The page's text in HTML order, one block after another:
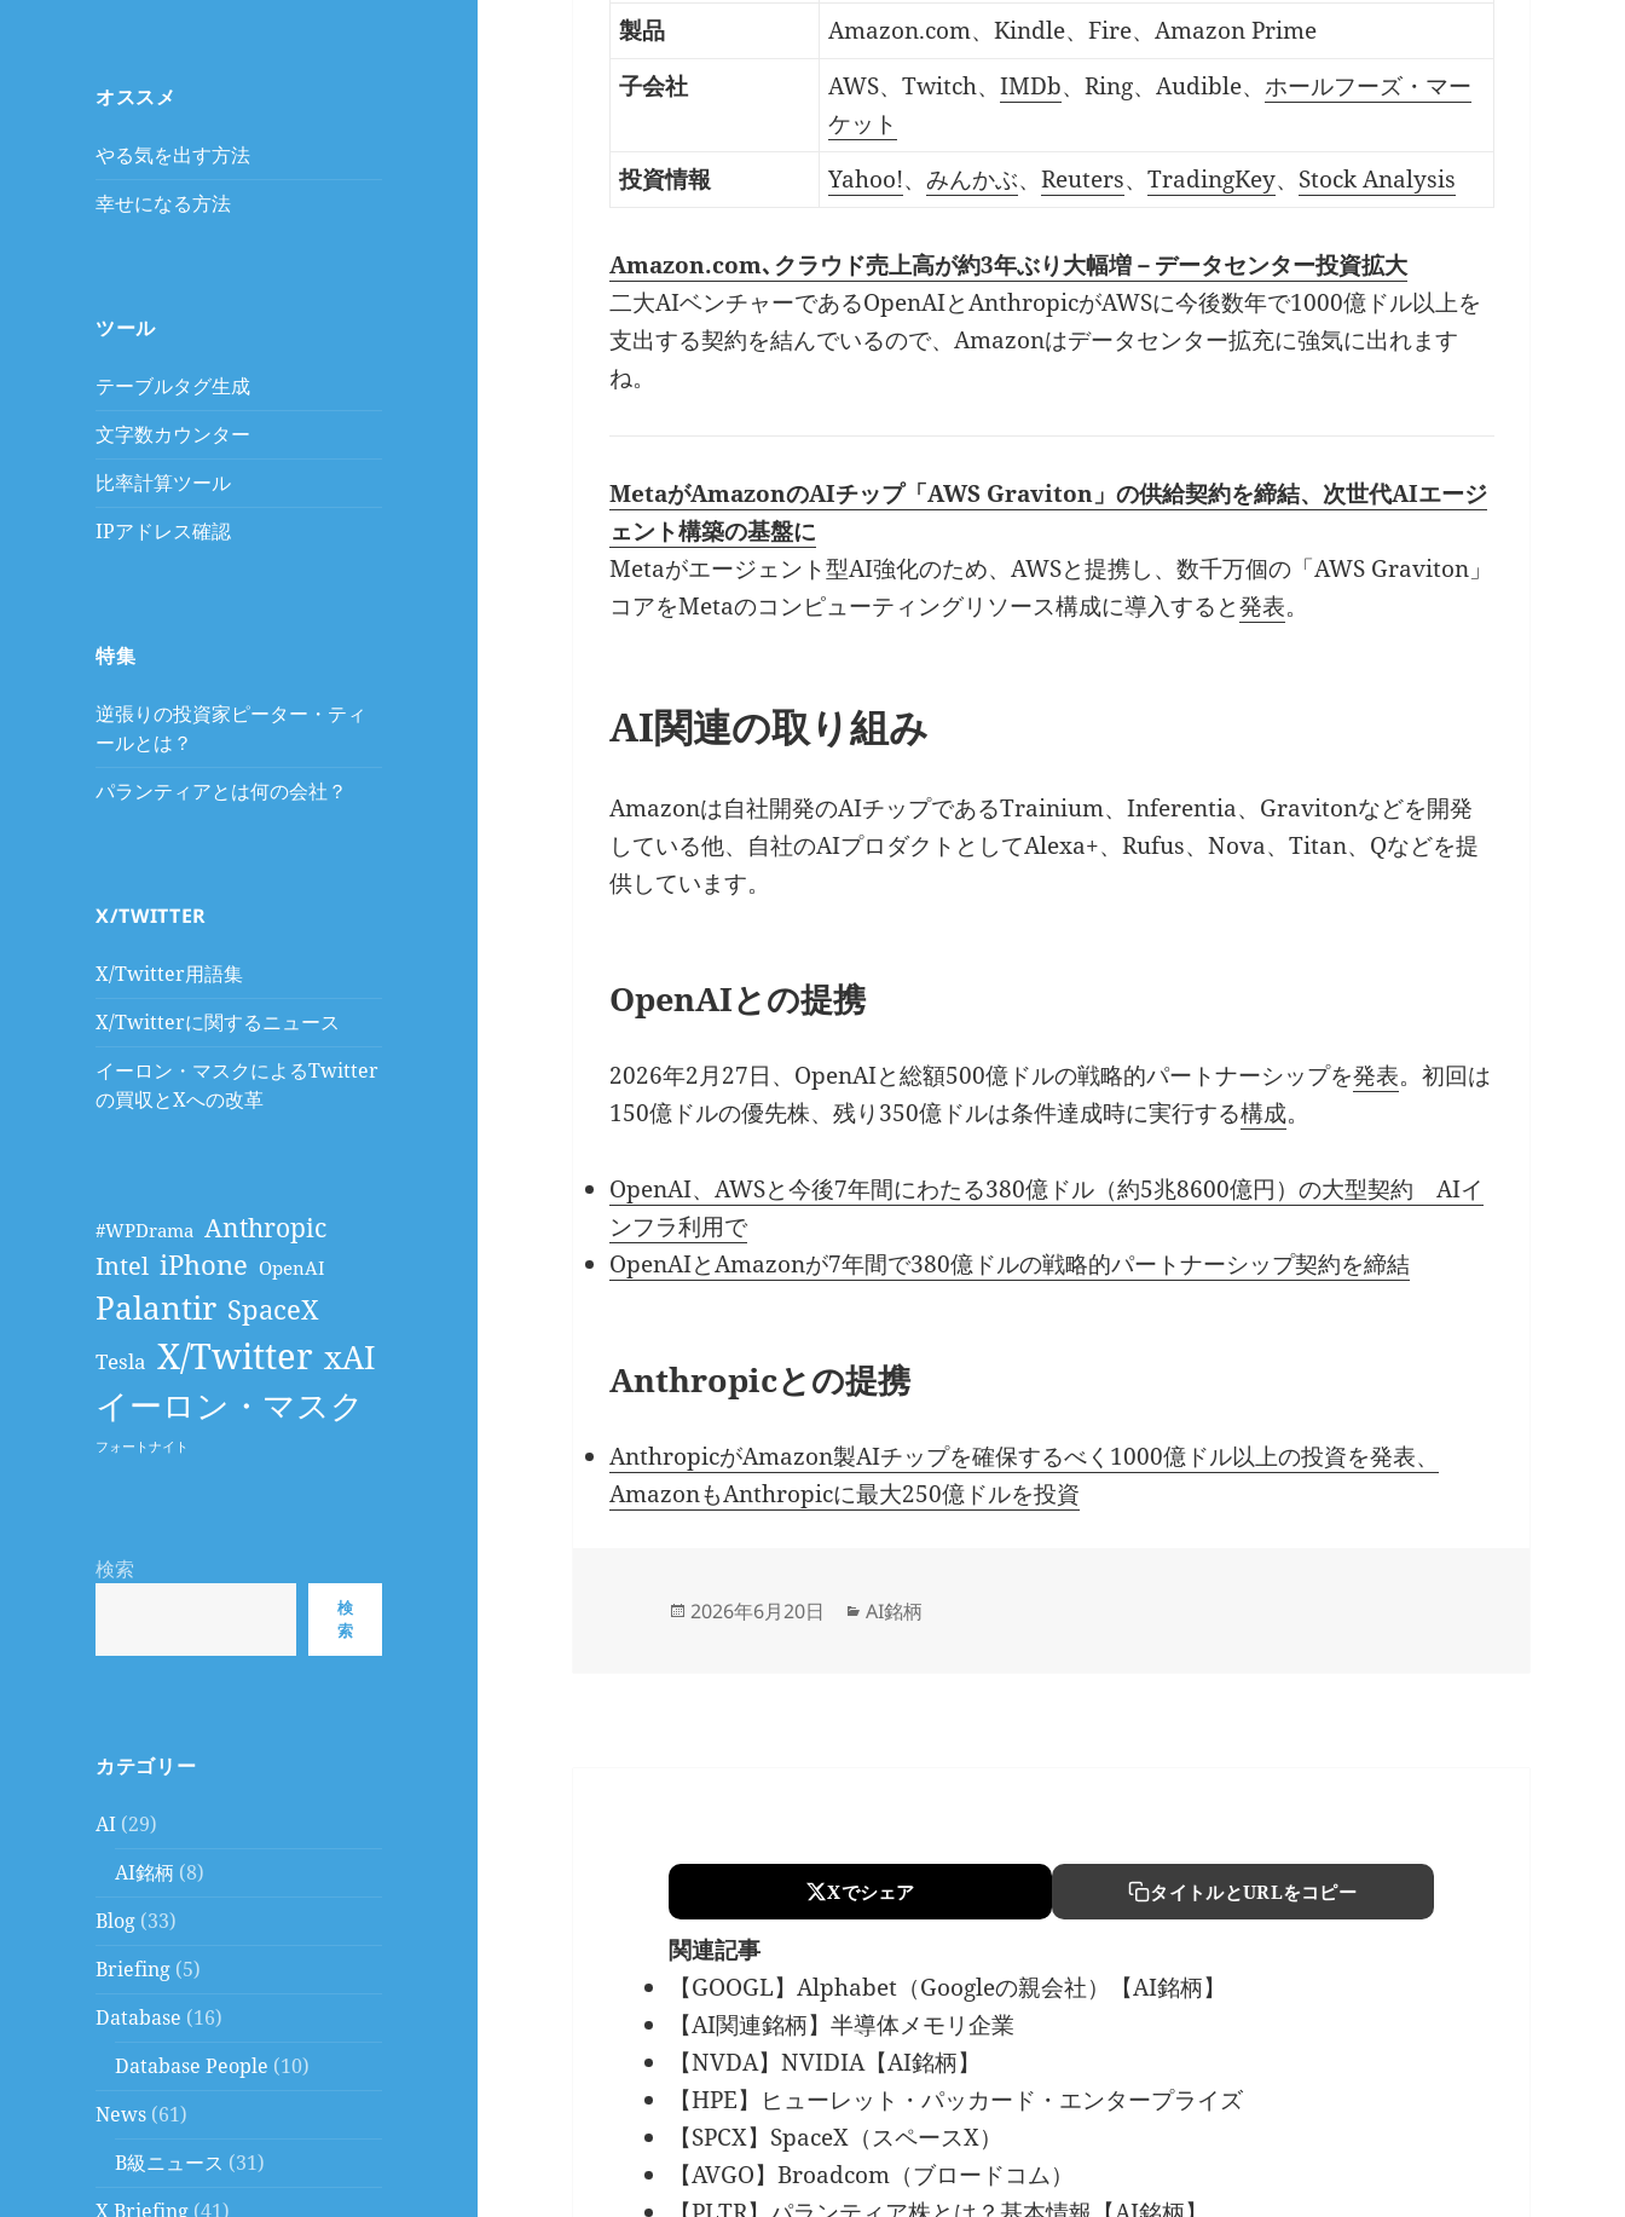
オススメ
やる気を出す方法
幸せになる方法
ツール
テーブルタグ生成
文字数カウンター
比率計算ツール
IPアドレス確認
特集
逆張りの投資家ピーター・ティ
ールとは？
パランティアとは何の会社？
X/TWITTER
X/Twitter用語集
X/Twitterに関するニュース
イーロン・マスクによるTwitter
の買収とXへの改革
#WPDrama Anthropic
Intel iPhone OpenAI
Palantir SpaceX
Tesla X/Twitter xAI
イーロン・マスク
フォートナイト
検索
検
索
カテゴリー
AI (29)
AI銘柄 (8)
Blog (33)
Briefing (5)
Database (16)
Database People (10)
News (61)
B級ニュース (31)
X Briefing (41)
製品
Amazon.com、Kindle、Fire、Amazon Prime
子会社
AWS、Twitch、IMDb、Ring、Audible、 ホールフーズ・マー
ケット
投資情報
Yahoo!、みんかぶ、Reuters、TradingKey、 Stock Analysis
Amazon.com､クラウド売上高が約3年ぶり大幅増－データセンター投資拡大
二大AIベンチャーであるOpenAIとAnthropicがAWSに今後数年で1000億ドル以上を
支出する契約を結んでいるので、Amazonはデータセンター拡充に強気に出れます
ね。
MetaがAmazonのAIチップ「AWS Graviton」の供給契約を締結、次世代AIエージ
ェント構築の基盤に
Metaがエージェント型AI強化のため、AWSと提携し、数千万個の「AWS Graviton」
コアをMetaのコンピューティングリソース構成に導入すると発表。
AI関連の取り組み
Amazonは自社開発のAIチップであるTrainium、Inferentia、Gravitonなどを開発
している他、自社のAIプロダクトとしてAlexa+、Rufus、Nova、Titan、Qなどを提
供しています。
OpenAIとの提携
2026年2月27日、OpenAIと総額500億ドルの戦略的パートナーシップを発表。初回は
150億ドルの優先株、残り350億ドルは条件達成時に実行する構成。
OpenAI、AWSと今後7年間にわたる380億ドル（約5兆8600億円）の大型契約 AIイ
ンフラ利用で
OpenAIとAmazonが7年間で380億ドルの戦略的パートナーシップ契約を締結
Anthropicとの提携
AnthropicがAmazon製AIチップを確保するべく1000億ドル以上の投資を発表、
AmazonもAnthropicに最大250億ドルを投資
Updated
2026年6月20日 Categories
AI銘柄
Xでシェア タイトルとURLをコピー
関連記事
【GOOGL】Alphabet（Googleの親会社）【AI銘柄】
【AI関連銘柄】半導体メモリ企業
【NVDA】NVIDIA【AI銘柄】
【HPE】ヒューレット・パッカード・エンタープライズ
【SPCX】SpaceX（スペースX）
【AVGO】Broadcom（ブロードコム）